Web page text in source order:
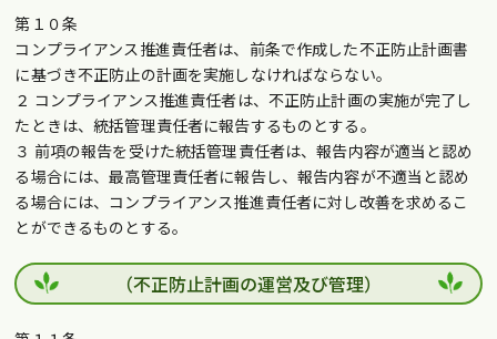
第１０条
コンプライアンス推進責任者は、前条で作成した不正防止計画書
に基づき不正防止の計画を実施しなければならない。
２ コンプライアンス推進責任者は、不正防止計画の実施が完了し
たときは、統括管理責任者に報告するものとする。
３ 前項の報告を受けた統括管理責任者は、報告内容が適当と認め
る場合には、最高管理責任者に報告し、報告内容が不適当と認め
る場合には、コンプライアンス推進責任者に対し改善を求めるこ
とができるものとする。
（不正防止計画の運営及び管理）